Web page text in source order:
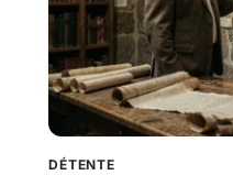
DÉTENTE